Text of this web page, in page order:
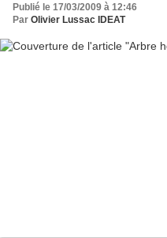
Publié le 17/03/2009 à 12:46
Par Olivier Lussac IDEAT